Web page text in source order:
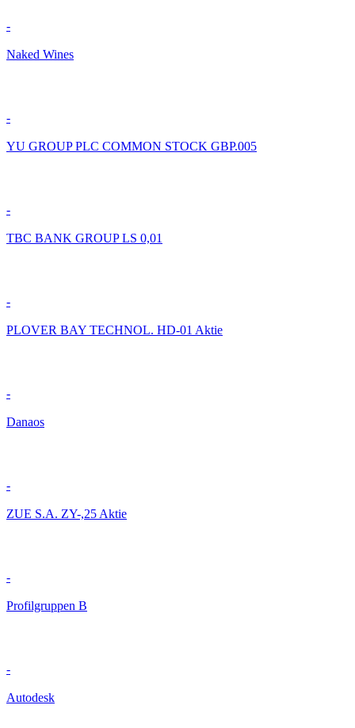
-
Naked Wines
-
YU GROUP PLC COMMON STOCK GBP.005
-
TBC BANK GROUP LS 0,01
-
PLOVER BAY TECHNOL. HD-01 Aktie
-
Danaos
-
ZUE S.A. ZY-,25 Aktie
-
Profilgruppen B
-
Autodesk